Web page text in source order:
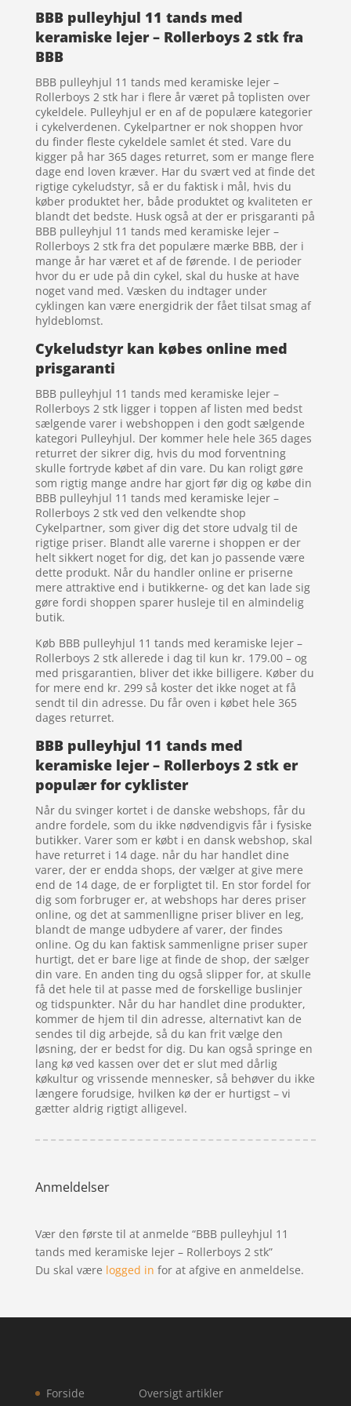
BBB pulleyhjul 11 tands med
keramiske lejer – Rollerboys 2 stk fra
BBB
BBB pulleyhjul 11 tands med keramiske lejer –
Rollerboys 2 stk har i flere år været på toplisten over
cykeldele. Pulleyhjul er en af de populære kategorier
i cykelverdenen. Cykelpartner er nok shoppen hvor
du finder fleste cykeldele samlet ét sted. Vare du
kigger på har 365 dages returret, som er mange flere
dage end loven kræver. Har du svært ved at finde det
rigtige cykeludstyr, så er du faktisk i mål, hvis du
køber produktet her, både produktet og kvaliteten er
blandt det bedste. Husk også at der er prisgaranti på
BBB pulleyhjul 11 tands med keramiske lejer –
Rollerboys 2 stk fra det populære mærke BBB, der i
mange år har været et af de førende. I de perioder
hvor du er ude på din cykel, skal du huske at have
noget vand med. Væsken du indtager under
cyklingen kan være energidrik der fået tilsat smag af
hyldeblomst.
Cykeludstyr kan købes online med
prisgaranti
BBB pulleyhjul 11 tands med keramiske lejer –
Rollerboys 2 stk ligger i toppen af listen med bedst
sælgende varer i webshoppen i den godt sælgende
kategori Pulleyhjul. Der kommer hele hele 365 dages
returret der sikrer dig, hvis du mod forventning
skulle fortryde købet af din vare. Du kan roligt gøre
som rigtig mange andre har gjort før dig og købe din
BBB pulleyhjul 11 tands med keramiske lejer –
Rollerboys 2 stk ved den velkendte shop
Cykelpartner, som giver dig det store udvalg til de
rigtige priser. Blandt alle varerne i shoppen er der
helt sikkert noget for dig, det kan jo passende være
dette produkt. Når du handler online er priserne
mere attraktive end i butikkerne- og det kan lade sig
gøre fordi shoppen sparer husleje til en almindelig
butik.
Køb BBB pulleyhjul 11 tands med keramiske lejer –
Rollerboys 2 stk allerede i dag til kun kr. 179.00 – og
med prisgarantien, bliver det ikke billigere. Køber du
for mere end kr. 299 så koster det ikke noget at få
sendt til din adresse. Du får oven i købet hele 365
dages returret.
BBB pulleyhjul 11 tands med
keramiske lejer – Rollerboys 2 stk er
populær for cyklister
Når du svinger kortet i de danske webshops, får du
andre fordele, som du ikke nødvendigvis får i fysiske
butikker. Varer som er købt i en dansk webshop, skal
have returret i 14 dage. når du har handlet dine
varer, der er endda shops, der vælger at give mere
end de 14 dage, de er forpligtet til. En stor fordel for
dig som forbruger er, at webshops har deres priser
online, og det at sammenlligne priser bliver en leg,
blandt de mange udbydere af varer, der findes
online. Og du kan faktisk sammenligne priser super
hurtigt, det er bare lige at finde de shop, der sælger
din vare. En anden ting du også slipper for, at skulle
få det hele til at passe med de forskellige buslinjer
og tidspunkter. Når du har handlet dine produkter,
kommer de hjem til din adresse, alternativt kan de
sendes til dig arbejde, så du kan frit vælge den
løsning, der er bedst for dig. Du kan også springe en
lang kø ved kassen over det er slut med dårlig
køkultur og vrissende mennesker, så behøver du ikke
længere forudsige, hvilken kø der er hurtigst – vi
gætter aldrig rigtigt alligevel.
Anmeldelser
Vær den første til at anmelde “BBB pulleyhjul 11
tands med keramiske lejer – Rollerboys 2 stk”
Du skal være logged in for at afgive en anmeldelse.
Forside
Oversigt artikler